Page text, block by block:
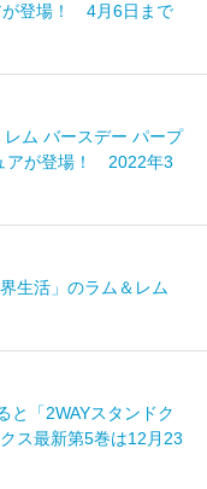
が登場！ 4月6日まで
レム バースデー パープ
アが登場！ 2022年3
生活」のラム＆レム
と「2WAYスタンドク
ス最新第5巻は12月23